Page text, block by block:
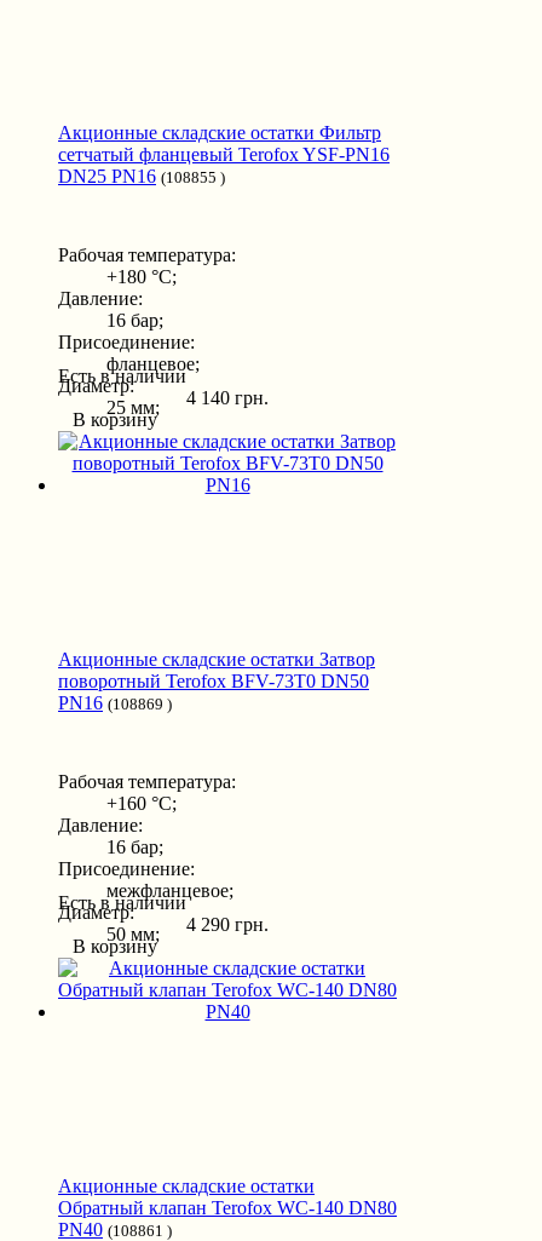
Акционные складские остатки Фильтр
сетчатый фланцевый Terofox YSF-PN16
DN25 PN16 (108855 )
Рабочая температура:
+180 °С;
Давление:
16 бар;
Присоединение:
фланцевое;
Диаметр:
25 мм;
Есть в наличии
4 140 грн.
В корзину
Акционные складские остатки Затвор
поворотный Terofox BFV-73T0 DN50
PN16 (108869 )
Рабочая температура:
+160 °С;
Давление:
16 бар;
Присоединение:
межфланцевое;
Диаметр:
50 мм;
Есть в наличии
4 290 грн.
В корзину
Акционные складские остатки
Обратный клапан Terofox WC-140 DN80
PN40 (108861 )